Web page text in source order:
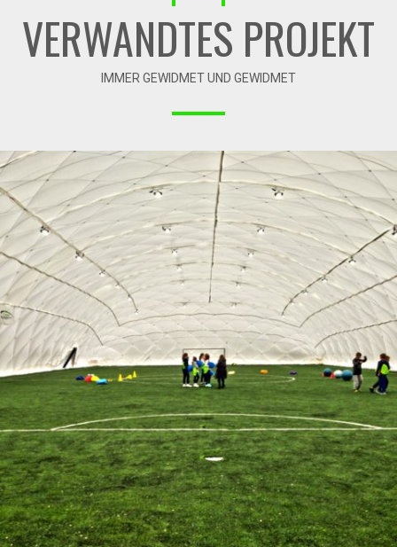
VERWANDTES PROJEKT
IMMER GEWIDMET UND GEWIDMET
12-2017 / TRAGLUFTHALLE – CRS BIELANY IN WARSCHAU
01 - TRAGLUFTHALLEN